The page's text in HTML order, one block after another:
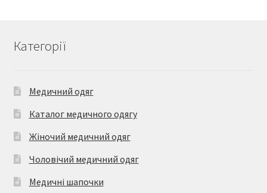
Категорії
Медичний одяг
Каталог медичного одягу
Жіночий медичний одяг
Чоловічий медичний одяг
Медичні шапочки